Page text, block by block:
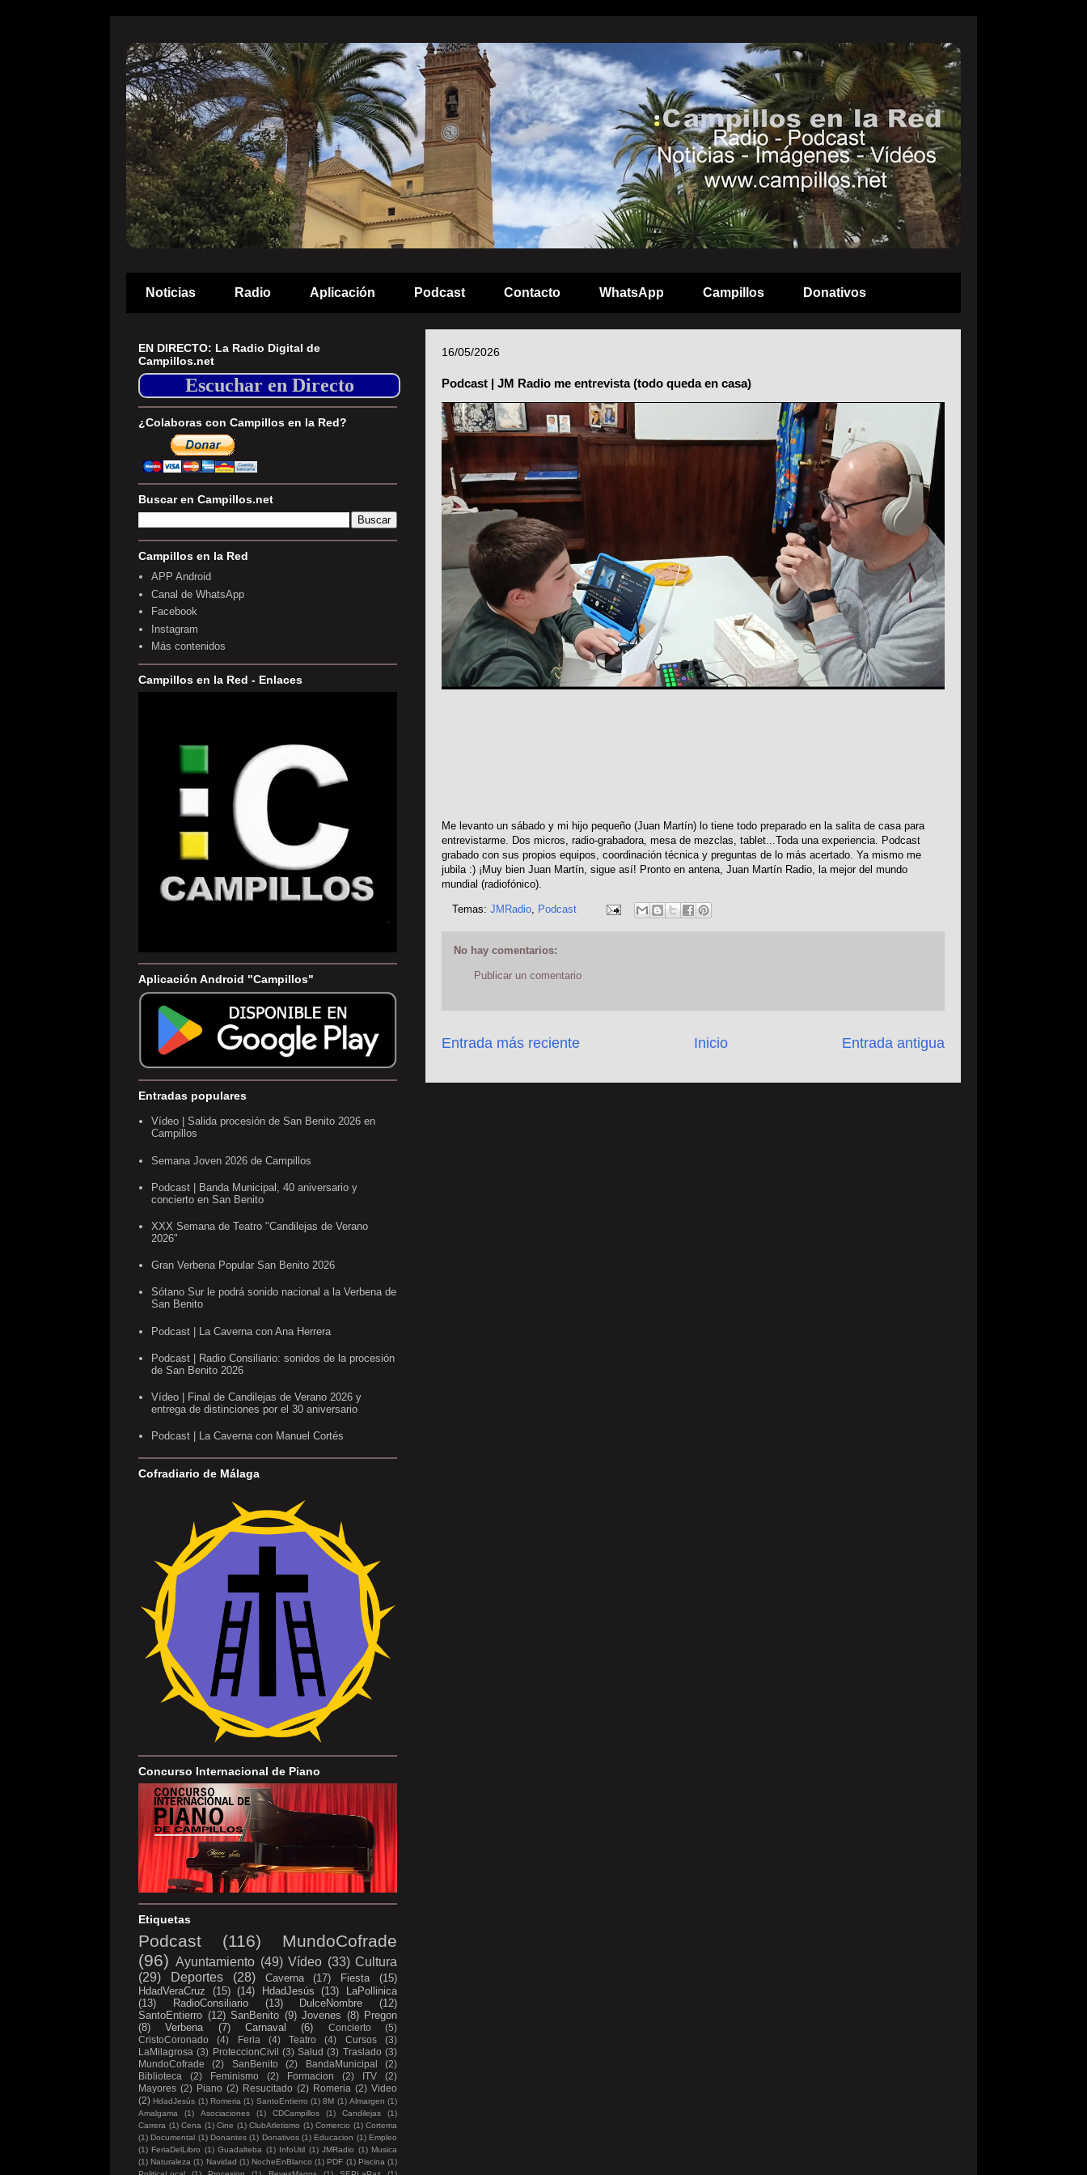
Noticias Radio Aplicación Podcast Contacto WhatsApp Campillos Donativos
16/05/2026
Podcast | JM Radio me entrevista (todo queda en casa)
Me levanto un sábado y mi hijo pequeño (Juan Martín) lo tiene todo preparado en la salita de casa para
entrevistarme. Dos micros, radio-grabadora, mesa de mezclas, tablet...Toda una experiencia. Podcast
grabado con sus propios equipos, coordinación técnica y preguntas de lo más acertado. Ya mismo me
jubila :) ¡Muy bien Juan Martín, sigue así! Pronto en antena, Juan Martín Radio, la mejor del mundo
mundial (radiofónico).
Temas: JMRadio Podcast
No hay comentarios:
Publicar un comentario
Entrada más reciente Entrada antigua
Inicio
EN DIRECTO: La Radio Digital de
Campillos.net
Escuchar en Directo
¿Colaboras con Campillos en la Red?
Buscar en Campillos.net
Campillos en la Red
APP Android
Canal de WhatsApp
Facebook
Instagram
Más contenidos
Campillos en la Red - Enlaces
Aplicación Android "Campillos"
Entradas populares
Vídeo | Salida procesión de San Benito 2026 en
Campillos
Semana Joven 2026 de Campillos
Podcast | Banda Municipal, 40 aniversario y
concierto en San Benito
XXX Semana de Teatro "Candilejas de Verano
2026"
Gran Verbena Popular San Benito 2026
Sótano Sur le podrá sonido nacional a la Verbena de
San Benito
Podcast | La Caverna con Ana Herrera
Podcast | Radio Consiliario: sonidos de la procesión
de San Benito 2026
Vídeo | Final de Candilejas de Verano 2026 y
entrega de distinciones por el 30 aniversario
Podcast | La Caverna con Manuel Cortés
Cofradiario de Málaga
Concurso Internacional de Piano
Etiquetas
Podcast (116)
MundoCofrade
(96) Ayuntamiento (49) Vídeo (33) Cultura
(29)
Deportes (28) Caverna (17) Fiesta
(15)
HdadVeraCruz
(15) (14) HdadJesús (13)
LaPollinica
(13)
RadioConsiliario (13) DulceNombre
(12)
SantoEntierro (12) SanBenito (9) Jovenes (8) Pregon
(8)
Verbena (7) Carnaval (6) Concierto
(5)
CristoCoronado
(4) Feria (4) Teatro (4) Cursos
(3)
LaMilagrosa (3) ProteccionCivil (3) Salud (3) Traslado (3)
MundoCofrade
(2) SanBenito (2) BandaMunicipal
(2)
Biblioteca
(2) Feminismo (2) Formacion (2) ITV
(2)
Mayores (2) Piano (2) Resucitado (2) Romeria (2) Video
(2) HdadJesús (1) Romeria (1) SantoEntierro (1) 8M (1) Almargen (1)
Amalgama
(1) Asociaciones (1) CDCampillos (1) Candilejas
(1)
Carrera (1) Cena (1) Cine (1) ClubAtletismo (1) Comercio (1) Cortema
(1) Documental (1) Donantes (1) Donativos (1) Educacion (1) Empleo
(1) FeriaDelLibro (1) Guadalteba (1) InfoUtil (1) JMRadio (1) Musica
(1) Naturaleza (1) Navidad (1) NocheEnBlanco (1) PDF (1) Piscina (1)